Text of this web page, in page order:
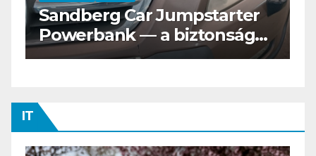
Az új Nissan LEAF csak a
Tesztvilágra vár!
IT